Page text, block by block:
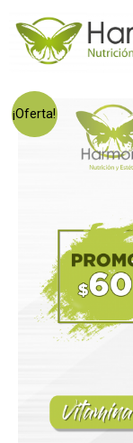
¡Oferta!